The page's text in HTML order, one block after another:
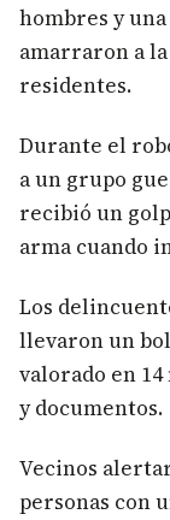
hombres y
amarraron a
residentes.
Durante el
a un grupo
recibió un
arma cuando
Los
llevaron un
valorado en
y documentos.
Vecinos
personas con